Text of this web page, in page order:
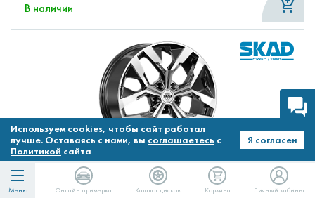
В наличии
Литые диски ЛАМБЕРТ (КЛ370) 7.500xR18
5x108 DIA67.1 ET33 алмаз для Volvo
Меню Онлайн примерка Каталог дисков Корзина Личный кабинет
Используем cookies, чтобы сайт работал
лучше. Оставаясь с нами, вы соглашаетесь с
Политикой сайта
Я согласен